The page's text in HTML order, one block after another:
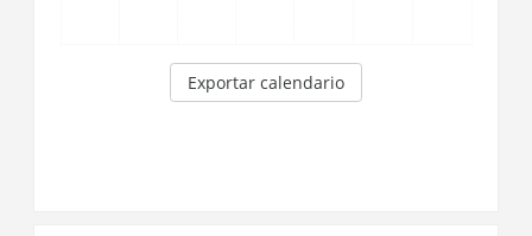
Exportar calendario